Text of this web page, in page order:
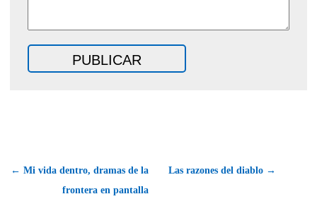
← Mi vida dentro, dramas de la
frontera en pantalla
Las razones del diablo →